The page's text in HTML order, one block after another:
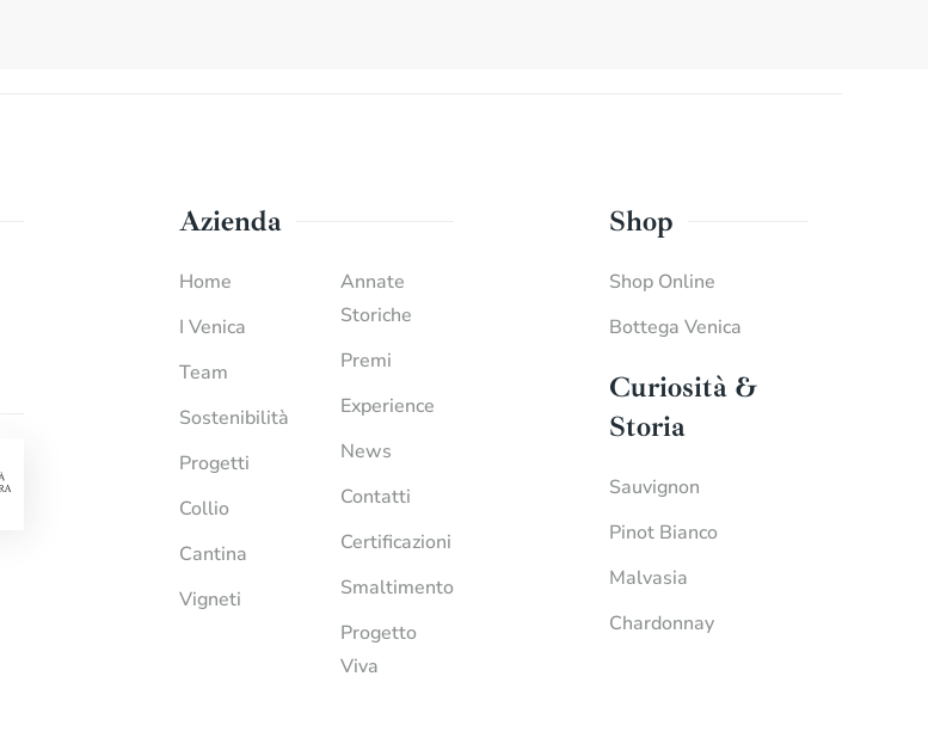
Azienda
Home
I Venica
Team
Sostenibilità
Progetti
Collio
Cantina
Vigneti
Annate
Storiche
Premi
Experience
News
Contatti
Certificazioni
Smaltimento
Progetto
Viva
Shop
Shop Online
Bottega Venica
Curiosità &
Storia
Sauvignon
Pinot Bianco
Malvasia
Chardonnay